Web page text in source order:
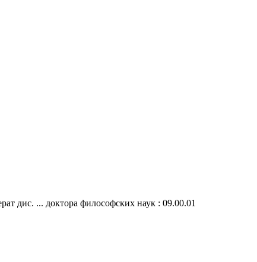
дис. ... доктора философских наук : 09.00.01